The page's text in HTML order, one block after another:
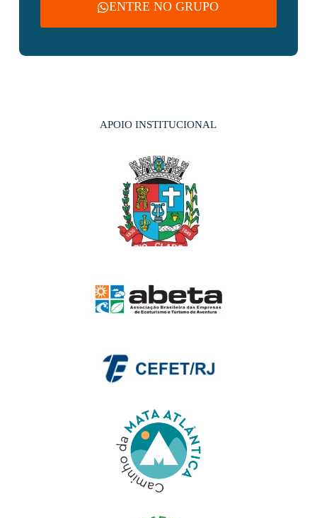
ENTRE NO GRUPO
APOIO INSTITUCIONAL